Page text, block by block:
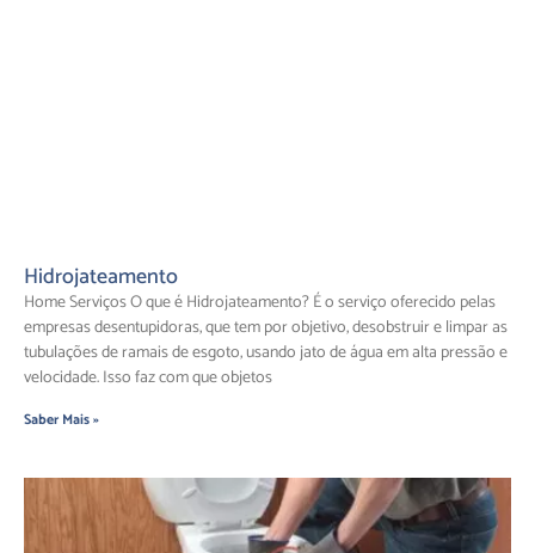
Hidrojateamento
Home Serviços O que é Hidrojateamento? É o serviço oferecido pelas
empresas desentupidoras, que tem por objetivo, desobstruir e limpar as
tubulações de ramais de esgoto, usando jato de água em alta pressão e
velocidade. Isso faz com que objetos
Saber Mais »